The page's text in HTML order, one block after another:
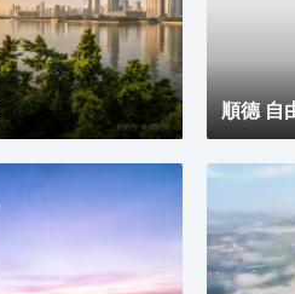
順德 自